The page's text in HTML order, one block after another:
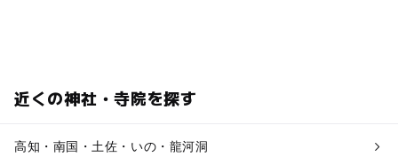
近くの神社・寺院を探す
高知・南国・土佐・いの・龍河洞